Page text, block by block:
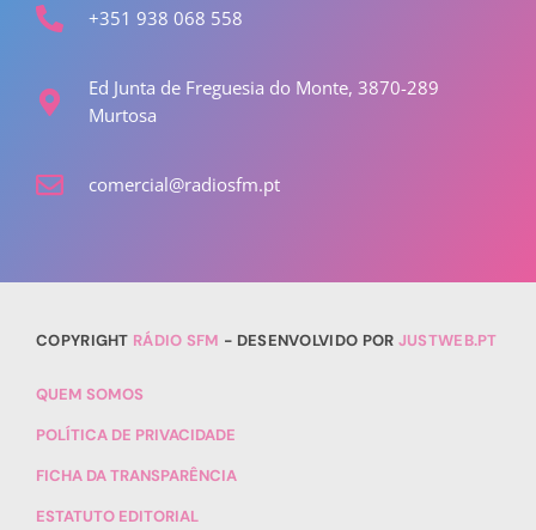
+351 938 068 558
Ed Junta de Freguesia do Monte, 3870-289
Murtosa
comercial@radiosfm.pt
COPYRIGHT RÁDIO SFM - DESENVOLVIDO POR JUSTWEB.PT
QUEM SOMOS
POLÍTICA DE PRIVACIDADE
FICHA DA TRANSPARÊNCIA
ESTATUTO EDITORIAL